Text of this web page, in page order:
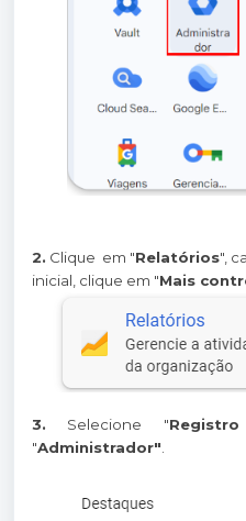
2. Clique em "Relatórios",
inicial, clique em "Mais
3. Selecione "
"Administrador"